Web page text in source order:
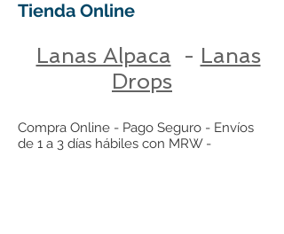
Tienda Online
Lanas Alpaca - Lanas
Drops
Compra Online - Pago Seguro - Envíos
de 1 a 3 días hábiles con MRW -